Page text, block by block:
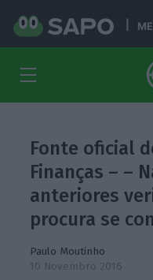
Fonte oficial
Finanças – –
anteriores
procura se
Paulo Moutinho
10 Novembro 2016